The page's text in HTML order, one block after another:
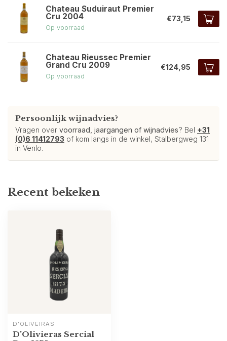
Chateau Suduiraut Premier
Cru 2004
Op voorraad
€73,15
Chateau Rieussec Premier
Grand Cru 2009
Op voorraad
€124,95
Persoonlijk wijnadvies?
Vragen over voorraad, jaargangen of wijnadvies? Bel +31
(0)6 11412793 of kom langs in de winkel, Stalbergweg 131
in Venlo.
Recent bekeken
D'OLIVEIRAS
D'Olivieras Sercial